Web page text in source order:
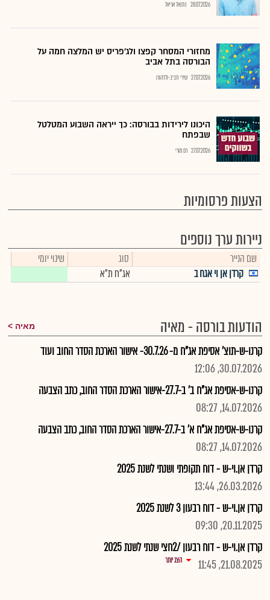
28.07.2026 נתנאל אריאל
מחזורי המסחר קפצו ולג'פריס יש המלצה חמה על
הבורסה בתל אביב
27.07.2026 שירי חביב-ולדהורן
היכונו לירידות בבורסה: כך ייראה השבוע המטלטל
שבפתח
27.07.2026 רם מורי
הצעות פרסומיות
ניירות ערך נוספים
שם הנייר סוג
שינוי יומי
קרדן אן וי אגח ב
אג"ח ת"א
הודעות בורסה - מאיה מאיה
קרנו-ש-תוצ' אסיפת אג"ח מ- 30.7.26- אישור הארכת הסדר החוב ועוד
30.07.2026, 12:06
קרנו-ש-אסיפת אג"ח ב' ב-27.7-אישור הארכת הסדר החוב, כתב הצבעה
14.07.2026, 08:27
קרנו-ש-אסיפת אג"ח א' ב-27.7-אישור הארכת הסדר החוב, כתב הצבעה
14.07.2026, 08:27
קרדן אן.וי-ש - דוח תקופתי ושנתי לשנת 2025
26.03.2026, 13:44
קרדן אן.וי-ש - דוח רבעון 3 לשנת 2025
20.11.2025, 09:30
קרדן אן.וי-ש - דוח רבעון /2חצי שנתי לשנת 2025
21.08.2025, 11:45
הצג יותר